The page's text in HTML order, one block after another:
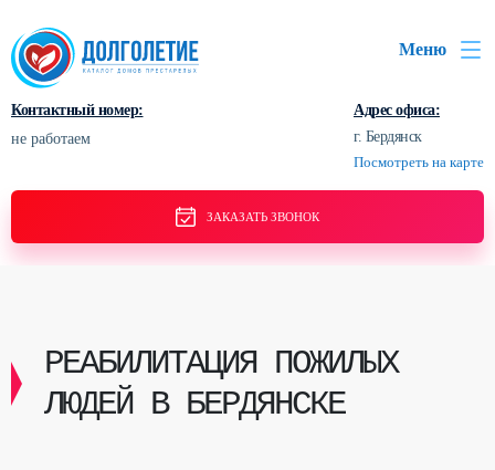
Адрес офиса:
г. Бердянск
Посмотреть на карте
Контактный номер:
не работаем
Меню
ЗАКАЗАТЬ ЗВОНОК
РЕАБИЛИТАЦИЯ ПОЖИЛЫХ
ЛЮДЕЙ В БЕРДЯНСКЕ